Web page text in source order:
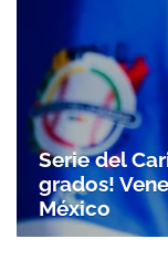
Serie del
grados!
México